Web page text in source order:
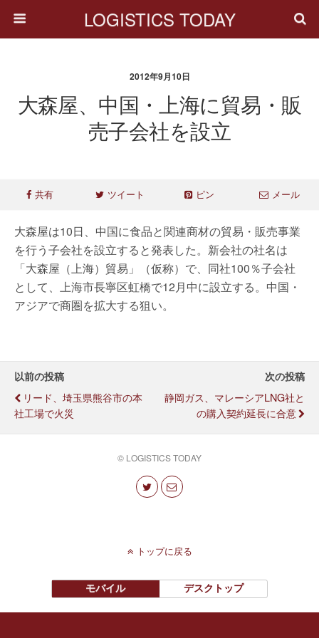
LOGISTICS TODAY
2012年9月10日
大森屋、中国・上海に貿易・販
売子会社を設立
共有 ツイート ピン メール
大森屋は10日、中国に食品と関連商材の貿易・販売事業
を行う子会社を設立すると発表した。新会社の社名は
「大森屋（上海）貿易」（仮称）で、同社100％子会社
として、上海市長寧区虹橋で12月中に設立する。中国・
アジアで商圏を拡大する狙い。
以前の投稿
リード、埼玉県熊谷市の本
社工場で火災
次の投稿
静岡ガス、マレーシアLNG社と
の購入契約延長に合意
© LOGISTICS TODAY
トップに戻る
モバイル デスクトップ